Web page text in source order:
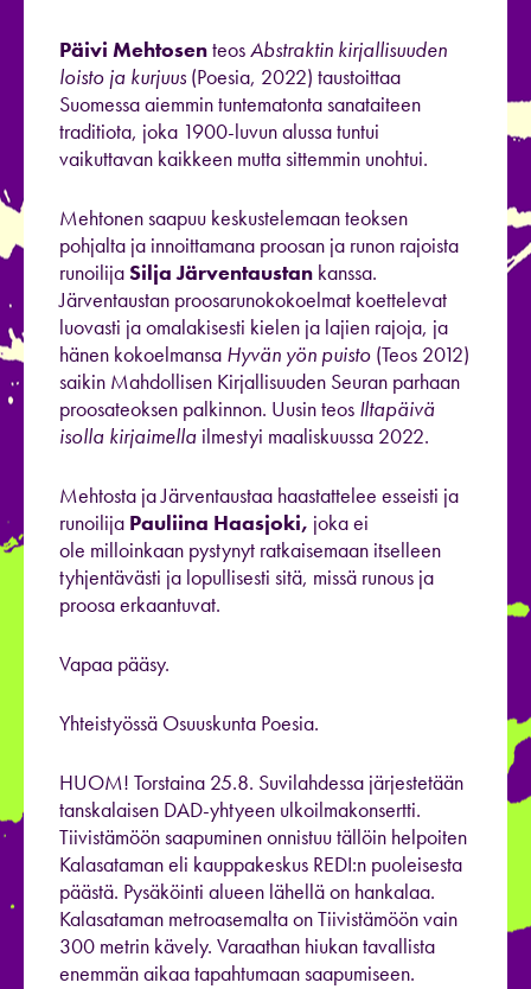
Päivi MehtosenteosAbstraktin kirjallisuuden
loisto ja kurjuus (Poesia, 2022) taustoittaa
Suomessa aiemmin tuntematonta sanataiteen
traditiota, joka 1900-luvun alussa tuntui
vaikuttavan kaikkeen mutta sittemmin unohtui.
Mehtonen saapuu keskustelemaan teoksen
pohjalta ja innoittamana proosan ja runon rajoista
runoilijaSilja Järventaustan kanssa.
Järventaustan proosarunokokoelmat koettelevat
luovasti ja omalakisesti kielen ja lajien rajoja, ja
hänen kokoelmansa Hyvän yön puisto (Teos 2012)
saikin Mahdollisen Kirjallisuuden Seuran parhaan
proosateoksen palkinnon. Uusin teos Iltapäivä
isolla kirjaimella ilmestyi maaliskuussa 2022.
Mehtosta ja Järventaustaa haastattelee esseisti ja
runoilija Pauliina Haasjoki, joka ei
ole milloinkaan pystynyt ratkaisemaan itselleen
tyhjentävästi ja lopullisesti sitä, missä runous ja
proosa erkaantuvat.
Vapaa pääsy.
Yhteistyössä Osuuskunta Poesia.
HUOM! Torstaina 25.8. Suvilahdessa järjestetään
tanskalaisen DAD-yhtyeen ulkoilmakonsertti.
Tiivistämöön saapuminen onnistuu tällöin helpoiten
Kalasataman eli kauppakeskus REDI:n puoleisesta
päästä. Pysäköinti alueen lähellä on hankalaa.
Kalasataman metroasemalta on Tiivistämöön vain
300 metrin kävely. Varaathan hiukan tavallista
enemmän aikaa tapahtumaan saapumiseen.